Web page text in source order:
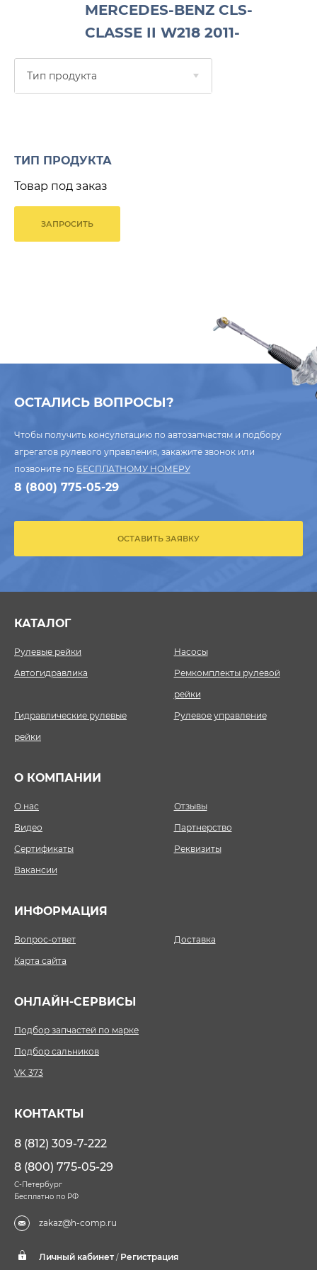
MERCEDES-BENZ CLS-
CLASSE II W218 2011-
Тип продукта
ТИП ПРОДУКТА
Товар под заказ
ЗАПРОСИТЬ
ОСТАЛИСЬ ВОПРОСЫ?
Чтобы получить консультацию по автозапчастям и подбору
агрегатов рулевого управления, закажите звонок или
позвоните по БЕСПЛАТНОМУ НОМЕРУ
8 (800) 775-05-29
ОСТАВИТЬ ЗАЯВКУ
КАТАЛОГ
Рулевые рейки
Насосы
Автогидравлика
Ремкомплекты рулевой
рейки
Гидравлические рулевые
рейки
Рулевое управление
О КОМПАНИИ
О нас
Отзывы
Видео
Партнерство
Сертификаты
Реквизиты
Вакансии
ИНФОРМАЦИЯ
Вопрос-ответ
Доставка
Карта сайта
ОНЛАЙН-СЕРВИСЫ
Подбор запчастей по марке
Подбор сальников
VK 373
КОНТАКТЫ
8 (812) 309-7-222
8 (800) 775-05-29
С-Петербург
Бесплатно по РФ
zakaz@h-comp.ru
Личный кабинет / Регистрация